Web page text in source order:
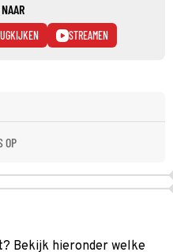
STREAMEN
OP
Bekijk hieronder welke